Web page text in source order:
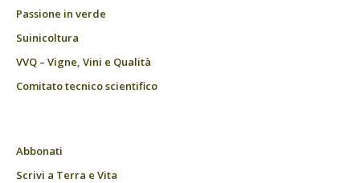
Passione in verde
Suinicoltura
VVQ – Vigne, Vini e Qualità
Comitato tecnico scientifico
Abbonati
Scrivi a Terra e Vita